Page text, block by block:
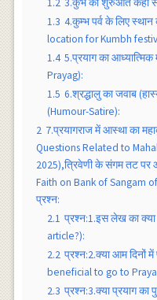
1.2 3.कुंभ की शुरुआत कहां से
1.3 4.कुम्भ पर्व के लिए
location for Kumbh
1.4 5.प्रयाग का
Prayag):
1.5 6.श्रद्धालु का जवाब
(Humour-Satire):
2 7.प्रयागराज में आस्था का
Questions Related to
2025),त्रिवेणी के संगम तट पर
Faith on Bank of Sangam
प्रश्न:
2.1 प्रश्न:1.इस लेख का क्या
article?):
2.2 प्रश्न:2.क्या आम दिनों में
beneficial to go to
2.3 प्रश्न:3.क्या प्रयाग का